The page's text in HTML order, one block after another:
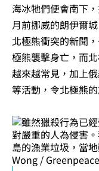
海冰牠們便會南下
月前挪威的朗伊爾
北極熊衝突的新聞
極熊襲擊身亡，而
越來越常見，加上
等活動，令北極熊